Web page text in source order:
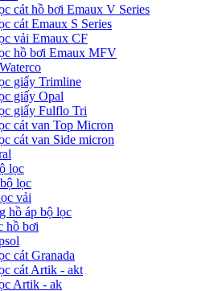
cát hồ bơi Emaux V Series
cát Emaux S Series
vải Emaux CF
hồ bơi Emaux MFV
giấy Trimline
giấy Opal
giấy Fulflo Tri
cát van Top Micron
cát van Side micron
lọc
lọc
vải
hồ áp bộ lọc
hồ bơi
cát Granada
cát Artik - akt
Artik - ak